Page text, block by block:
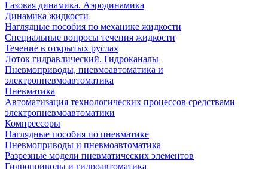
Газовая динамика. Аэродинамика
Динамика жидкости
Наглядные пособия по механике жидкости
Специальные вопросы течения жидкости
Течение в открытых руслах
Лоток гидравлический. Гидроканалы
Пневмоприводы, пневмоавтоматика и
электропневмоавтоматика
Пневматика
Автоматизация технологических процессов средствами
электропневмоавтоматики
Компрессоры
Наглядные пособия по пневматике
Пневмоприводы и пневмоавтоматика
Разрезные модели пневматических элементов
Гидроприводы и гидроавтоматика